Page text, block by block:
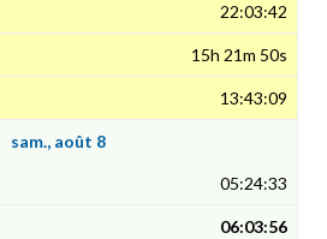
22:03:42
15h 21m 50s
13:43:09
sam., août 8
05:24:33
06:03:56